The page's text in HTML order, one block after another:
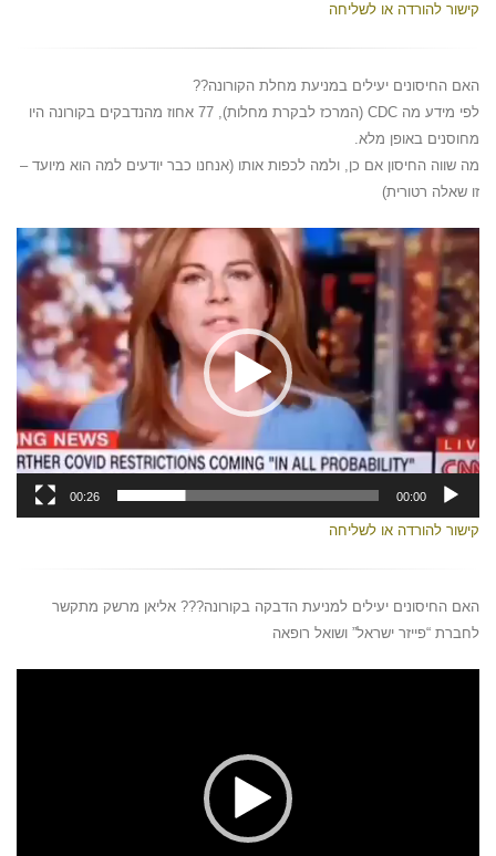
קישור להורדה או לשליחה
האם החיסונים יעילים במניעת מחלת הקורונה??
לפי מידע מה CDC (המרכז לבקרת מחלות), 77 אחוז מהנדבקים בקורונה היו
מחוסנים באופן מלא.
מה שווה החיסון אם כן, ולמה לכפות אותו (אנחנו כבר יודעים למה הוא מיועד –
זו שאלה רטורית)
נגן
00:00
00:26
קישור להורדה או לשליחה
האם החיסונים יעילים למניעת הדבקה בקורונה??? אליאן מרשק מתקשר
לחברת “פייזר ישראל” ושואל רופאה